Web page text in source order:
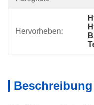
Hervorheben: